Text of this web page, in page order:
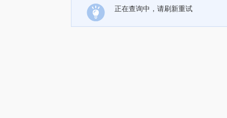
正在查询中，请刷新重试